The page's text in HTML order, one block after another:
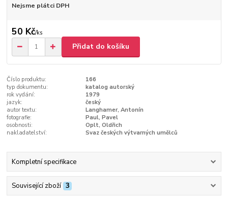
Nejsme plátci DPH
50 Kč/ks
Přidat do košíku
Číslo produktu:
166
typ dokumentu:
katalog autorský
rok vydání:
1979
jazyk:
český
autor textu:
Langhamer, Antonín
fotografie:
Paul, Pavel
osobnosti:
Oplt, Oldřich
nakladatelství:
Svaz českých výtvarných umělců
Kompletní specifikace
Související zboží 3